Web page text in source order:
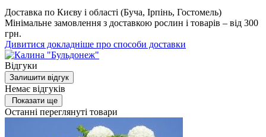
Доставка по Києву і області (Буча, Ірпінь, Гостомель)
Мінімальне замовлення з доставкою рослин і товарів – від 300
грн.
Дивитися докладніше про способи доставки
Відгуки
Залишити відгук
Немає відгуків
Показати ще
Останні переглянуті товари